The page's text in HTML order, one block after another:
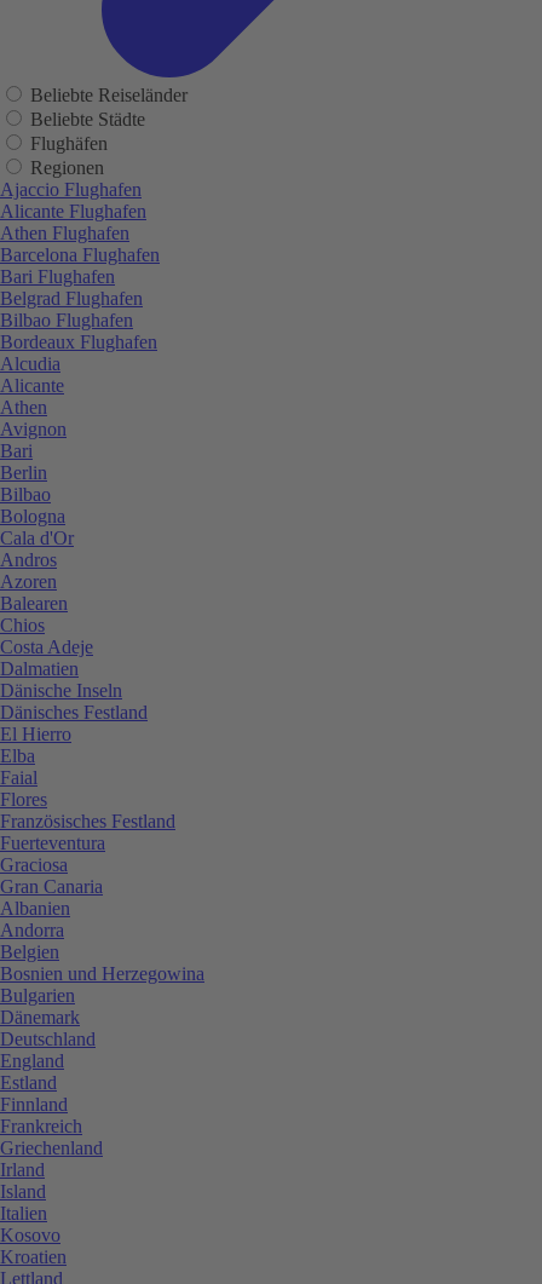
Beliebte Reiseländer
Beliebte Städte
Flughäfen
Regionen
Ajaccio Flughafen
Alicante Flughafen
Athen Flughafen
Barcelona Flughafen
Bari Flughafen
Belgrad Flughafen
Bilbao Flughafen
Bordeaux Flughafen
Alcudia
Alicante
Athen
Avignon
Bari
Berlin
Bilbao
Bologna
Cala d'Or
Andros
Azoren
Balearen
Chios
Costa Adeje
Dalmatien
Dänische Inseln
Dänisches Festland
El Hierro
Elba
Faial
Flores
Französisches Festland
Fuerteventura
Graciosa
Gran Canaria
Albanien
Andorra
Belgien
Bosnien und Herzegowina
Bulgarien
Dänemark
Deutschland
England
Estland
Finnland
Frankreich
Griechenland
Irland
Island
Italien
Kosovo
Kroatien
Lettland